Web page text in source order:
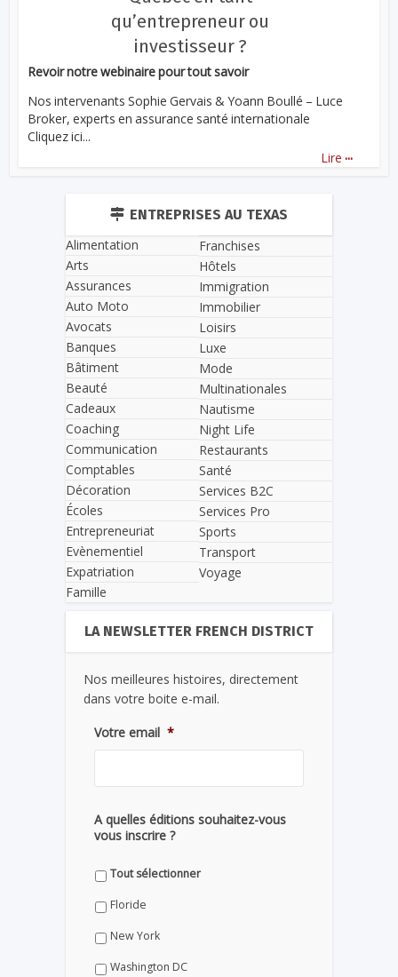
qu’entrepreneur ou
investisseur ?
Revoir notre webinaire pour tout savoir
Nos intervenants Sophie Gervais & Yoann Boullé – Luce
Broker, experts en assurance santé internationale
Cliquez ici...
Lire ...
ENTREPRISES AU TEXAS
Alimentation
Arts
Assurances
Auto Moto
Avocats
Banques
Bâtiment
Beauté
Cadeaux
Coaching
Communication
Comptables
Décoration
Écoles
Entrepreneuriat
Evènementiel
Expatriation
Famille
Franchises
Hôtels
Immigration
Immobilier
Loisirs
Luxe
Mode
Multinationales
Nautisme
Night Life
Restaurants
Santé
Services B2C
Services Pro
Sports
Transport
Voyage
LA NEWSLETTER FRENCH DISTRICT
Nos meilleures histoires, directement
dans votre boite e-mail.
Votre email *
A quelles éditions souhaitez-vous
vous inscrire ?
Tout sélectionner
Floride
New York
Washington DC